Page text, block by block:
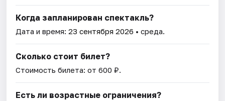
Когда запланирован спектакль?
Дата и время:23 сентября 2026 • среда.
Сколько стоит билет?
Стоимость билета: от 600 ₽.
Есть ли возрастные ограничения?